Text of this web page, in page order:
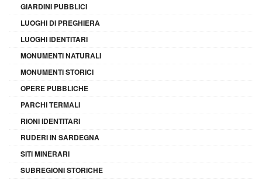
GIARDINI PUBBLICI
LUOGHI DI PREGHIERA
LUOGHI IDENTITARI
MONUMENTI NATURALI
MONUMENTI STORICI
OPERE PUBBLICHE
PARCHI TERMALI
RIONI IDENTITARI
RUDERI IN SARDEGNA
SITI MINERARI
SUBREGIONI STORICHE